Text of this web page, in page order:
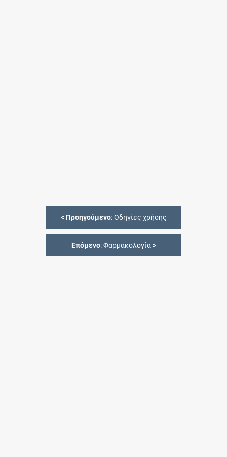
< Προηγούμενο: Οδηγίες χρήσης
Επόμενο: Φαρμακολογία>